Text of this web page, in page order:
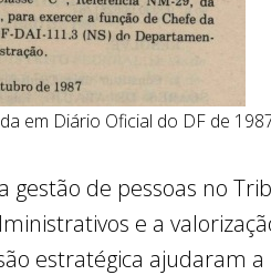
em Diário Oficial do DF de
de pessoas no
e a
estratégica ajudaram a